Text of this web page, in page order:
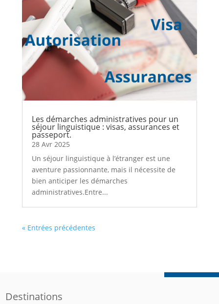
Les démarches administratives pour un
séjour linguistique : visas, assurances et
passeport.
28 Avr 2025
Un séjour linguistique à l’étranger est une
aventure passionnante, mais il nécessite de
bien anticiper les démarches
administratives.Entre...
« Entrées précédentes
Destinations